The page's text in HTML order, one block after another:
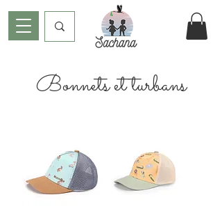
Bonnets et turbans